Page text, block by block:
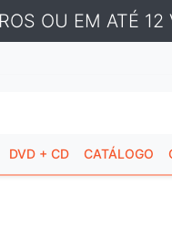
OU EM ATÉ 12
DVD + CD CATÁLOGO